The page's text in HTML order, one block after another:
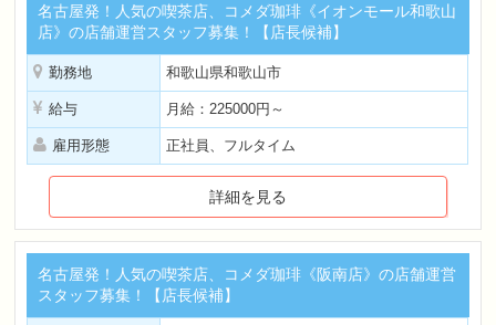
名古屋発！人気の喫茶店、コメダ珈琲《イオンモール和歌山
店》の店舗運営スタッフ募集！【店長候補】
勤務地 和歌山県和歌山市
給与 月給：225000円～
雇用形態 正社員、フルタイム
詳細を見る
名古屋発！人気の喫茶店、コメダ珈琲《阪南店》の店舗運営
スタッフ募集！【店長候補】